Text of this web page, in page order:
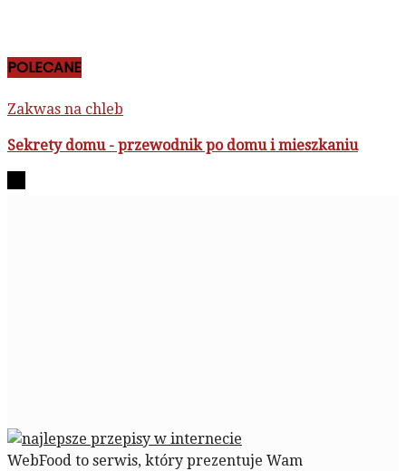
POLECANE
Zakwas na chleb
Sekrety domu - przewodnik po domu i mieszkaniu
WebFood to serwis, który prezentuje Wam